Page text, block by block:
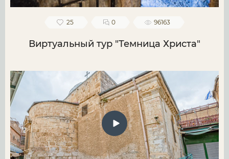
25 0 96163
Виртуальный тур "Темница Христа"